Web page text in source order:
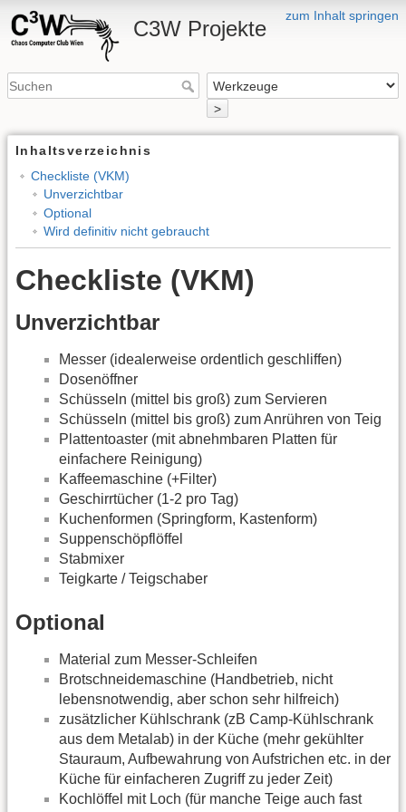
zum Inhalt springen
C3W Projekte
>
Inhaltsverzeichnis
Checkliste (VKM)
Unverzichtbar
Optional
Wird definitiv nicht gebraucht
Checkliste (VKM)
Unverzichtbar
Messer (idealerweise ordentlich geschliffen)
Dosenöffner
Schüsseln (mittel bis groß) zum Servieren
Schüsseln (mittel bis groß) zum Anrühren von Teig
Plattentoaster (mit abnehmbaren Platten für
einfachere Reinigung)
Kaffeemaschine (+Filter)
Geschirrtücher (1-2 pro Tag)
Kuchenformen (Springform, Kastenform)
Suppenschöpflöffel
Stabmixer
Teigkarte / Teigschaber
Optional
Material zum Messer-Schleifen
Brotschneidemaschine (Handbetrieb, nicht
lebensnotwendig, aber schon sehr hilfreich)
zusätzlicher Kühlschrank (zB Camp-Kühlschrank
aus dem Metalab) in der Küche (mehr gekühlter
Stauraum, Aufbewahrung von Aufstrichen etc. in der
Küche für einfacheren Zugriff zu jeder Zeit)
Kochlöffel mit Loch (für manche Teige auch fast